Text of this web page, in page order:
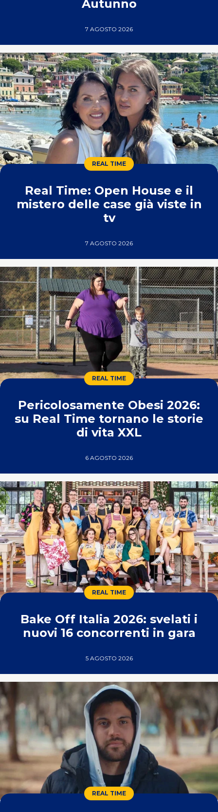
Autunno
7 AGOSTO 2026
REAL TIME
Real Time: Open House e il
mistero delle case già viste in
tv
7 AGOSTO 2026
REAL TIME
Pericolosamente Obesi 2026:
su Real Time tornano le storie
di vita XXL
6 AGOSTO 2026
REAL TIME
Bake Off Italia 2026: svelati i
nuovi 16 concorrenti in gara
5 AGOSTO 2026
REAL TIME